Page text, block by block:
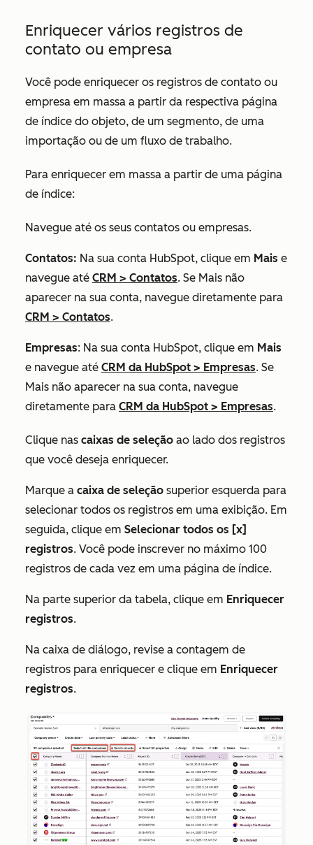
Enriquecer vários registros de
contato ou empresa
Você pode enriquecer os registros de contato ou
empresa em massa a partir da respectiva página
de índice do objeto, de um segmento, de uma
importação ou de um fluxo de trabalho.
Para enriquecer em massa a partir de uma página
de índice:
Navegue até os seus contatos ou empresas.
Contatos: Na sua conta HubSpot, clique em Mais e
navegue até CRM > Contatos. Se Mais não
aparecer na sua conta, navegue diretamente para
CRM > Contatos.
Empresas: Na sua conta HubSpot, clique em Mais
e navegue até CRM da HubSpot > Empresas. Se
Mais não aparecer na sua conta, navegue
diretamente para CRM da HubSpot > Empresas.
Clique nas caixas de seleção ao lado dos registros
que você deseja enriquecer.
Marque a caixa de seleção superior esquerda para
selecionar todos os registros em uma exibição. Em
seguida, clique em Selecionar todos os [x]
registros. Você pode inscrever no máximo 100
registros de cada vez em uma página de índice.
Na parte superior da tabela, clique em Enriquecer
registros.
Na caixa de diálogo, revise a contagem de
registros para enriquecer e clique em Enriquecer
registros.